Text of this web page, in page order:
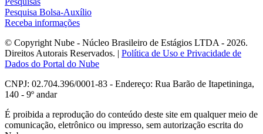
Pesquisa Bolsa-Auxílio
Receba informações
© Copyright Nube - Núcleo Brasileiro de Estágios LTDA - 2026.
Direitos Autorais Reservados. | Política de Uso e Privacidade de
Dados do Portal do Nube
CNPJ: 02.704.396/0001-83 - Endereço: Rua Barão de Itapetininga,
140 - 9º andar
É proibida a reprodução do conteúdo deste site em qualquer meio de
comunicação, eletrônico ou impresso, sem autorização escrita do